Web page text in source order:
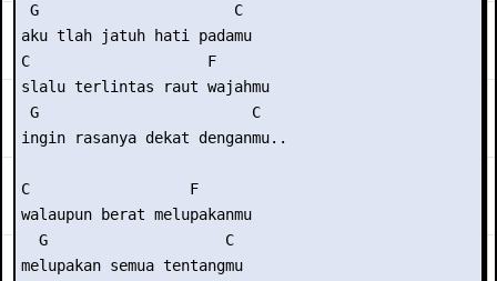
G                      C
aku tlah jatuh hati padamu
C                    F
slalu terlintas raut wajahmu
G                        C
ingin rasanya dekat denganmu..
C                  F
walaupun berat melupakanmu
  G                    C
melupakan semua tentangmu